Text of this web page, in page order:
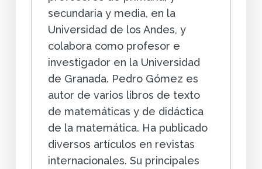
secundaria y media, en la
Universidad de los Andes, y
colabora como profesor e
investigador en la Universidad
de Granada. Pedro Gómez es
autor de varios libros de texto
de matemáticas y de didáctica
de la matemática. Ha publicado
diversos artículos en revistas
internacionales. Su principales